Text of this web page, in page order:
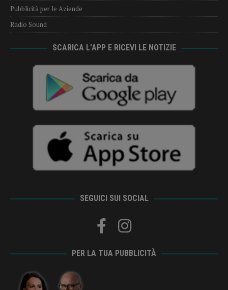
Pubblicità per le Aziende
Radio Sound
SCARICA L’APP E RICEVI LE NOTIZIE
SEGUICI SUI SOCIAL
PER LA TUA PUBBLICITÀ